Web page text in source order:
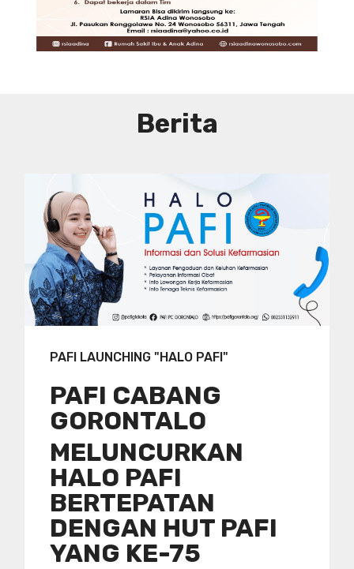
SYARAT DAN KETENTUAN LIHAT
BROSUR
Berita
PAFI LAUNCHING "HALO PAFI"
PAFI CABANG
GORONTALO
MELUNCURKAN
HALO PAFI
BERTEPATAN
DENGAN HUT PAFI
YANG KE-75